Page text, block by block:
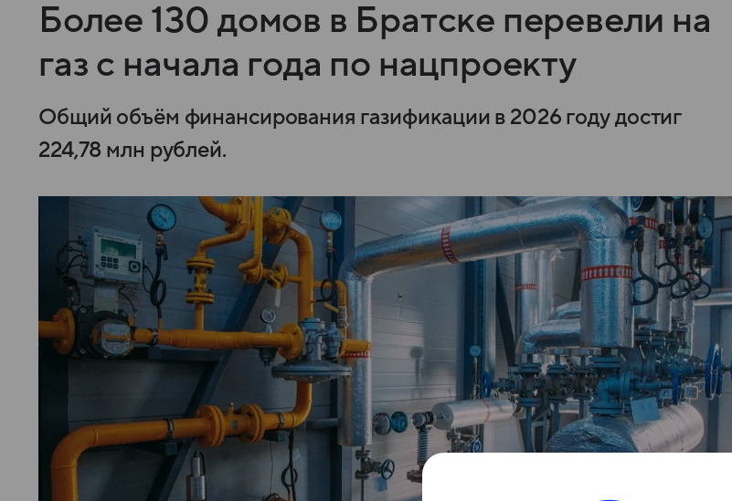
Более 130 домов в Братске перевели на
газ с начала года по нацпроекту
Общий объём финансирования газификации в 2026 году достиг
224,78 млн рублей.